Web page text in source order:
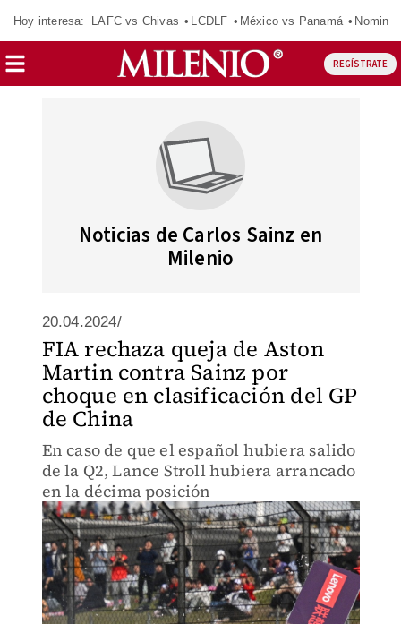
Hoy interesa: LAFC vs Chivas LCDLF México vs Panamá
REGÍSTRATE
Noticias de Carlos Sainz en
Milenio
20.04.2024/
FIA rechaza queja de Aston
Martin contra Sainz por
choque en clasificación del GP
de China
En caso de que el español hubiera salido
de la Q2, Lance Stroll hubiera arrancado
en la décima posición